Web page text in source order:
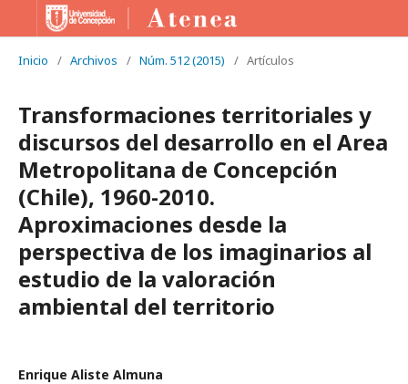
Inicio / Archivos / Núm. 512 (2015) / Artículos
Transformaciones territoriales y
discursos del desarrollo en el Area
Metropolitana de Concepción
(Chile), 1960-2010.
Aproximaciones desde la
perspectiva de los imaginarios al
estudio de la valoración
ambiental del territorio
Enrique Aliste Almuna